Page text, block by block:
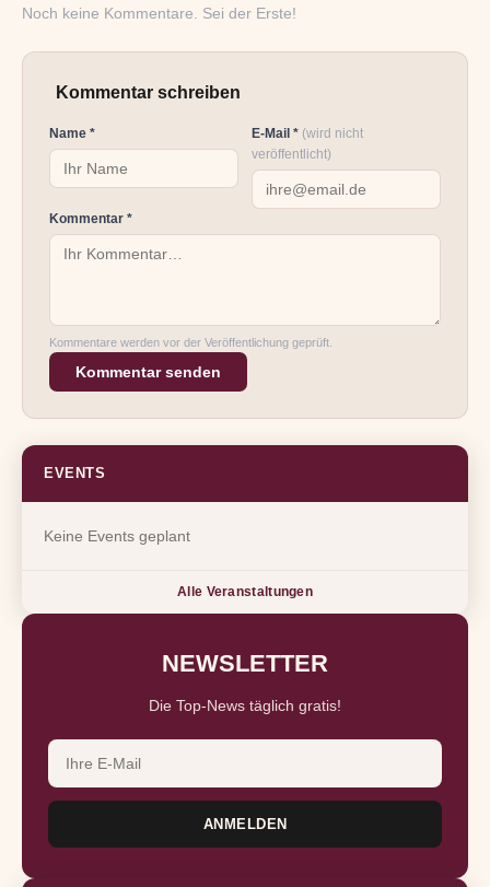
Noch keine Kommentare. Sei der Erste!
Kommentar schreiben
Name * E-Mail * (wird nicht
veröffentlicht)
Kommentar *
Kommentare werden vor der Veröffentlichung geprüft.
Kommentar senden
EVENTS
Keine Events geplant
Alle Veranstaltungen
NEWSLETTER
Die Top-News täglich gratis!
ANMELDEN